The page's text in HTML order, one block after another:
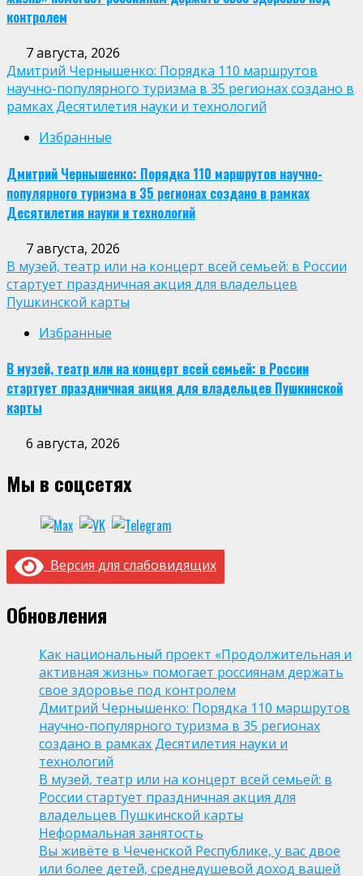
контролем
7 августа, 2026
Дмитрий Чернышенко: Порядка 110 маршрутов
научно-популярного туризма в 35 регионах создано в
рамках Десятилетия науки и технологий
Избранные
Дмитрий Чернышенко: Порядка 110 маршрутов научно-
популярного туризма в 35 регионах создано в рамках
Десятилетия науки и технологий
7 августа, 2026
В музей, театр или на концерт всей семьей: в России
стартует праздничная акция для владельцев
Пушкинской карты
Избранные
В музей, театр или на концерт всей семьей: в России
стартует праздничная акция для владельцев Пушкинской
карты
6 августа, 2026
Мы в соцсетях
Версия для слабовидящих
Обновления
Как национальный проект «Продолжительная и
активная жизнь» помогает россиянам держать
свое здоровье под контролем
Дмитрий Чернышенко: Порядка 110 маршрутов
научно-популярного туризма в 35 регионах
создано в рамках Десятилетия науки и
технологий
В музей, театр или на концерт всей семьей: в
России стартует праздничная акция для
владельцев Пушкинской карты
Неформальная занятость
Вы живёте в Чеченской Республике, у вас двое
или более детей, среднедушевой доход вашей